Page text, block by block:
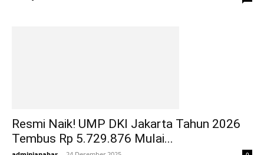
Resmi Naik! UMP DKI Jakarta Tahun 2026
Tembus Rp 5.729.876 Mulai...